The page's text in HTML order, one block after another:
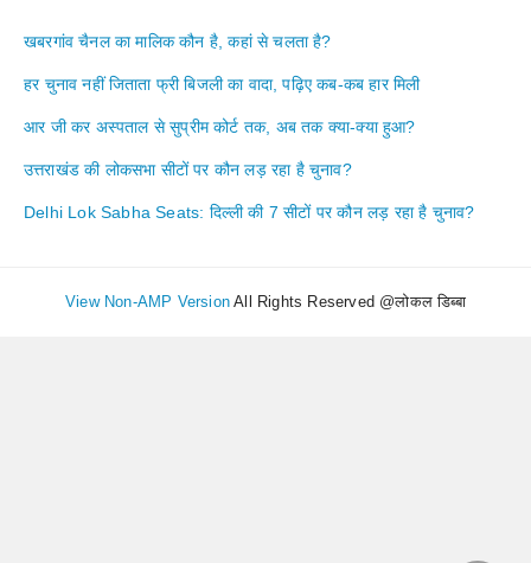
खबरगांव चैनल का मालिक कौन है, कहां से चलता है?
हर चुनाव नहीं जिताता फ्री बिजली का वादा, पढ़िए कब-कब हार मिली
आर जी कर अस्पताल से सुप्रीम कोर्ट तक, अब तक क्या-क्या हुआ?
उत्तराखंड की लोकसभा सीटों पर कौन लड़ रहा है चुनाव?
Delhi Lok Sabha Seats: दिल्ली की 7 सीटों पर कौन लड़ रहा है चुनाव?
View Non-AMP Version All Rights Reserved @लोकल डिब्बा